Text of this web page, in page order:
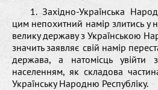
1. Західно-Українська
цим непохитний намір злитись у
велику державу з Українською
значить заявляє свій намір
держава, а натомісць увійти
населенням, як складова
Українську Народню Республіку.